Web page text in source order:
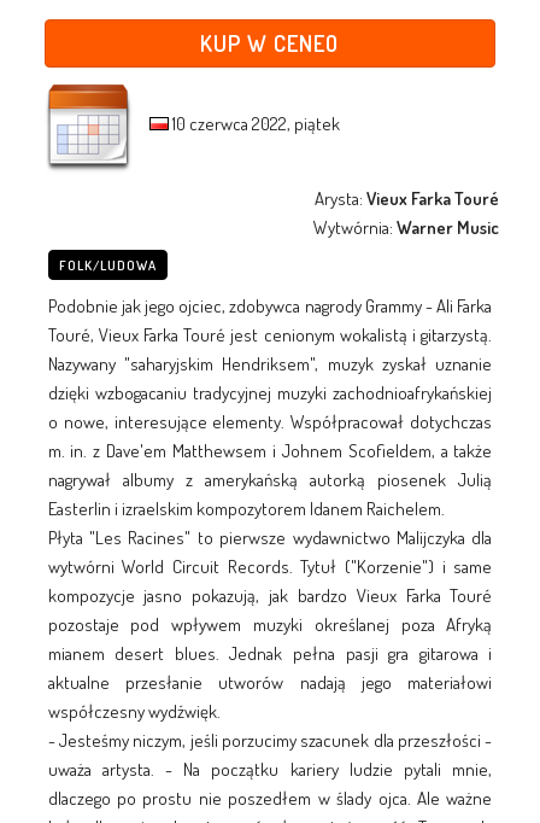
KUP W CENEO
10 czerwca 2022, piątek
Arysta:Vieux Farka Touré
Wytwórnia:Warner Music
FOLK/LUDOWA
Podobnie jak jego ojciec, zdobywca nagrody Grammy - Ali Farka
Touré, Vieux Farka Touré jest cenionym wokalistą i gitarzystą.
Nazywany "saharyjskim Hendriksem", muzyk zyskał uznanie
dzięki wzbogacaniu tradycyjnej muzyki zachodnioafrykańskiej
o nowe, interesujące elementy. Współpracował dotychczas
m. in. z Dave'em Matthewsem i Johnem Scofieldem, a także
nagrywał albumy z amerykańską autorką piosenek Julią
Easterlin i izraelskim kompozytorem Idanem Raichelem.
Płyta "Les Racines" to pierwsze wydawnictwo Malijczyka dla
wytwórni World Circuit Records. Tytuł ("Korzenie") i same
kompozycje jasno pokazują, jak bardzo Vieux Farka Touré
pozostaje pod wpływem muzyki określanej poza Afryką
mianem desert blues. Jednak pełna pasji gra gitarowa i
aktualne przesłanie utworów nadają jego materiałowi
współczesny wydźwięk.
- Jesteśmy niczym, jeśli porzucimy szacunek dla przeszłości -
uważa artysta. - Na początku kariery ludzie pytali mnie,
dlaczego po prostu nie poszedłem w ślady ojca. Ale ważne